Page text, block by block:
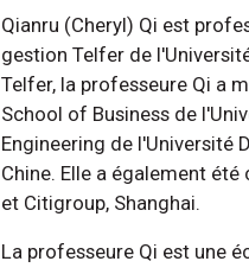
Qianru (Cheryl) Qi est
gestion Telfer de
Telfer, la professeure Qi a
School of Business de
Engineering de l'Université
Chine. Elle a également
et Citigroup, Shanghai.
La professeure Qi est une